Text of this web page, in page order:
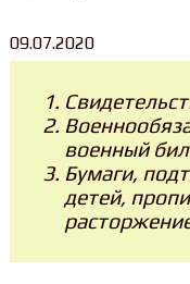
09.07.2020
военный
Бумаги,
детей,